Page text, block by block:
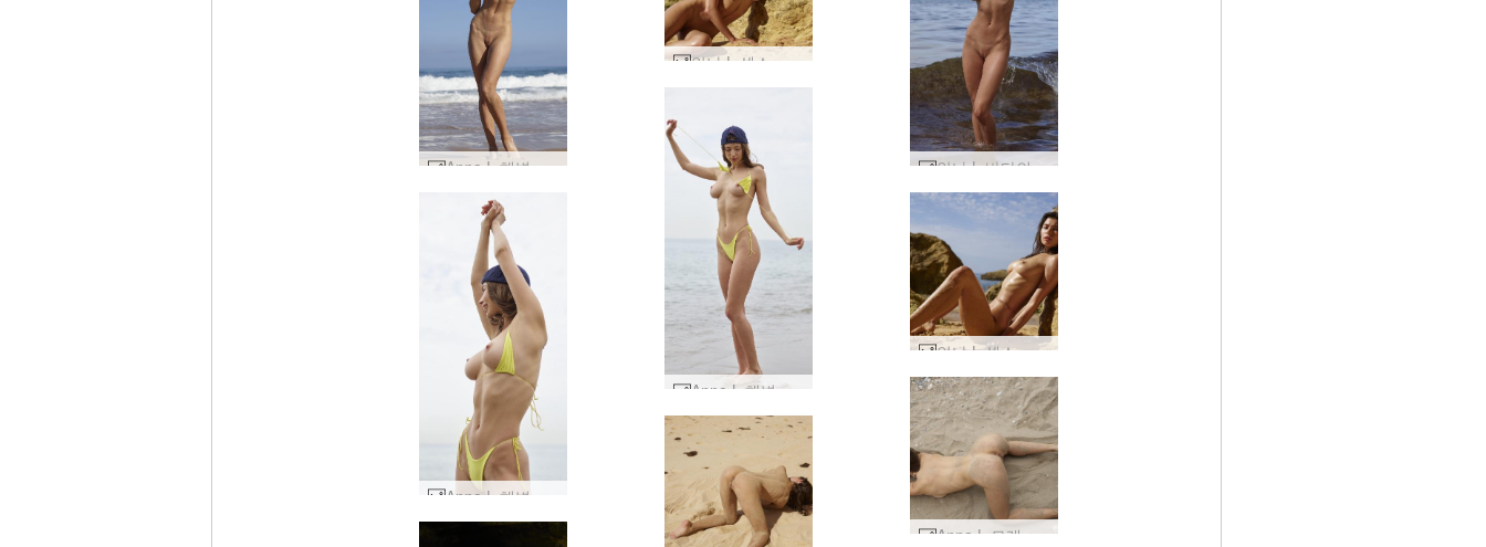
Anna L 해변 소녀 #19 안나 L 바다의 여신 #12
안나 L 섹스 폭탄 #32
Anna L 해변 애호가 #100
안나 L 섹스 폭탄 #41
Anna L 모래 섹시 #34